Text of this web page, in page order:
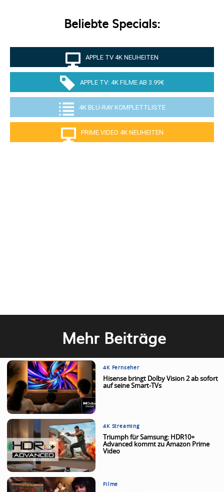
Beliebte Specials:
APPLE TV 4K NEUHEITEN
APPLE TV: 4K FILME AB 3.99€
4K BLU-RAY KOMPLETTLISTE
PRIME VIDEO 4K NEUHEITEN
Mehr Beiträge
4K Fernseher
Hisense bringt Dolby Vision 2 ab sofort
auf seine Smart-TVs
4K Streaming
Triumph für Samsung: HDR10+
Advanced kommt zu Amazon Prime
Video
Filme